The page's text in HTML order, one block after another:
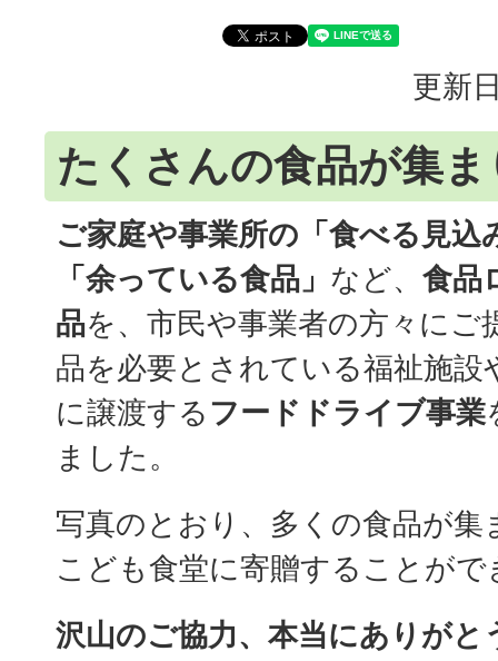
更新
たくさんの食品が集
ご家庭や事業所の「食べる見込
「余っている食品」 など、 食品
品を、市民や事業者の方々にご
品を必要とされている福祉施設
に譲渡するフードドライブ事業
ました。
写真のとおり、多くの食品が集
こども食堂に寄贈することがで
沢山のご協力、本当にありがと